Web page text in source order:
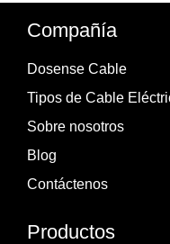
Compañía
Dosense Cable
Tipos de Cable
Sobre nosotros
Blog
Contáctenos
Productos